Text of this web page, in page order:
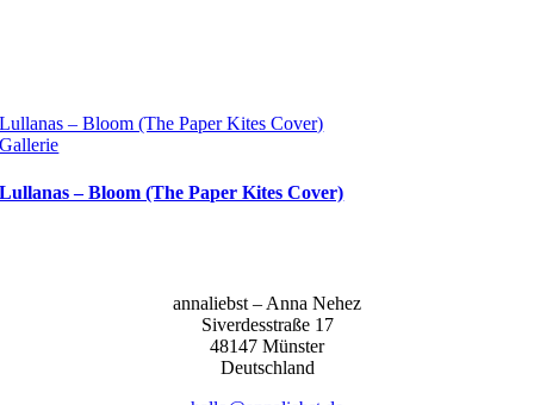
Lul­la­nas – Bloom (The Paper Kites Cover)
Gal­le­rie
Lullanas – Bloom (The Paper Kites Cover)
anna­liebst – Anna Nehez
Sive­r­des­stra­ße 17
48147 Müns­ter
Deutsch­land